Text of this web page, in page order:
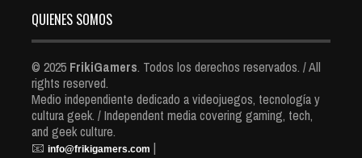
QUIENES SOMOS
© 2025 FrikiGamers. Todos los derechos reservados. / All
rights reserved.
Medio independiente dedicado a videojuegos, tecnología y
cultura geek. / Independent media covering gaming, tech,
and geek culture.
📧 info@frikigamers.com |